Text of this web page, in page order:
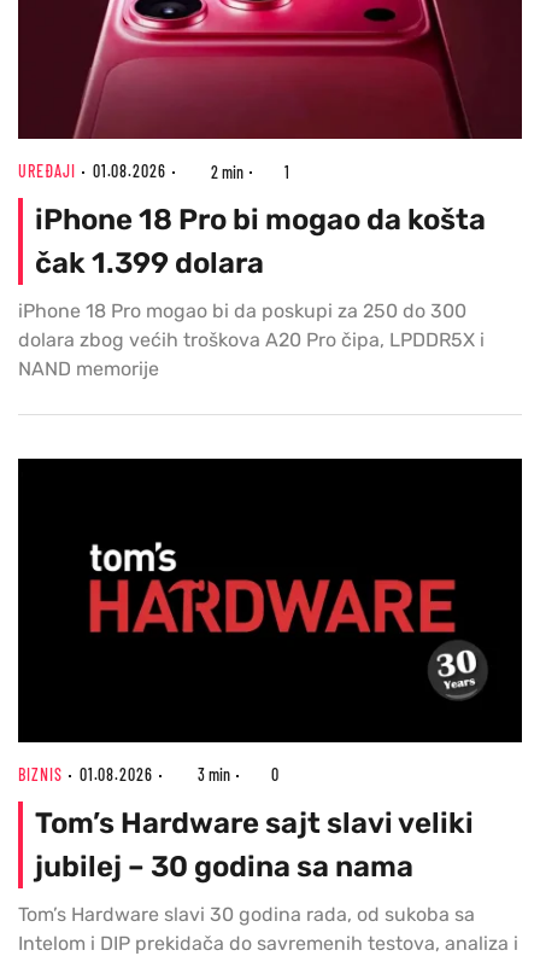
UREĐAJI 01.08.2026 2 min 1
iPhone 18 Pro bi mogao da košta
čak 1.399 dolara
iPhone 18 Pro mogao bi da poskupi za 250 do 300
dolara zbog većih troškova A20 Pro čipa, LPDDR5X i
NAND memorije
BIZNIS 01.08.2026 3 min 0
Tom’s Hardware sajt slavi veliki
jubilej – 30 godina sa nama
Tom’s Hardware slavi 30 godina rada, od sukoba sa
Intelom i DIP prekidača do savremenih testova, analiza i